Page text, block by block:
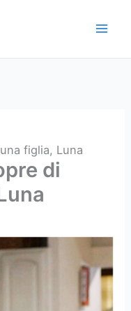
figlia, Luna
di